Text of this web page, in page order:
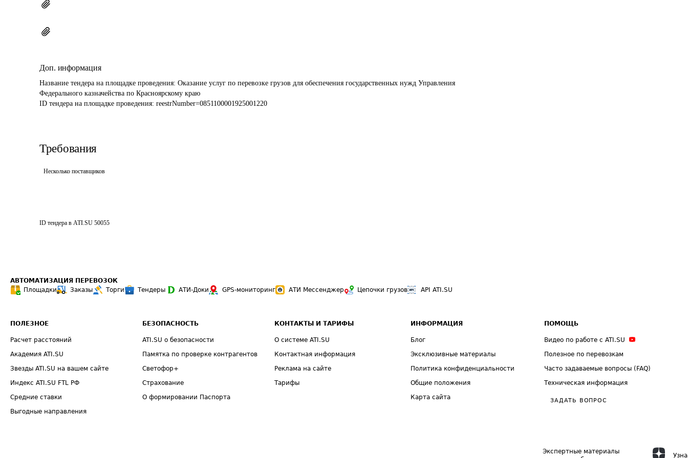
Доп. информация
Название тендера на площадке проведения: Оказание услуг по перевозке грузов для обеспечения государственных нужд Управления
Федерального казначейства по Красноярскому краю
ID тендера на площадке проведения: reestrNumber=0851100001925001220
Требования
Несколько поставщиков
ID тендера в ATI.SU 50055
АВТОМАТИЗАЦИЯ ПЕРЕВОЗОК
Площадки
Заказы Торги Тендеры АТИ-Доки GPS-мониторинг АТИ Мессенджер Цепочки грузов API ATI.SU
ПОЛЕЗНОЕ
Расчет расстояний
Академия ATI.SU
Звезды ATI.SU на вашем сайте
Индекс ATI.SU FTL РФ
Средние ставки
Выгодные направления
БЕЗОПАСНОСТЬ
ATI.SU о безопасности
Памятка по проверке контрагентов
Светофор+
Страхование
О формировании Паспорта
КОНТАКТЫ И ТАРИФЫ
О системе ATI.SU
Контактная информация
Реклама на сайте
Тарифы
ИНФОРМАЦИЯ
Блог
Эксклюзивные материалы
Политика конфиденциальности
Общие положения
Карта сайта
ПОМОЩЬ
Видео по работе с ATI.SU
Полезное по перевозкам
Часто задаваемые вопросы (FAQ)
Техническая информация
ЗАДАТЬ ВОПРОС
Экспертные материалы